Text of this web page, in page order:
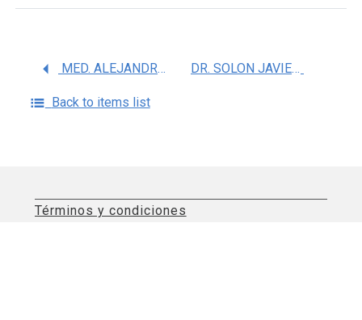
MED. ALEJANDRO RUIZ ARGUELLES DR. SOLON JAVIER GARCES EISELE
Back to items list
Términos y condiciones